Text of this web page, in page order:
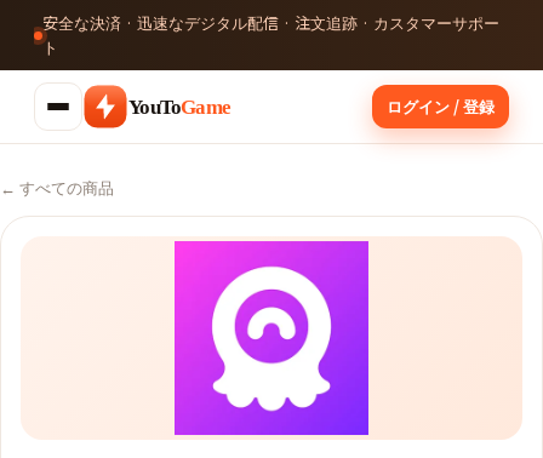
安全な決済 · 迅速なデジタル配信 · 注文追跡 · カスタマーサポー
ト
YouToGame ログイン / 登録
← すべての商品